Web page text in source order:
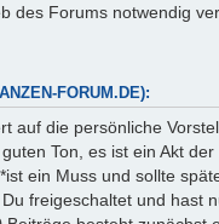
des Forums notwendig
FORUM.DE):
auf die persönliche
Ton, es ist ein Akt der
ein Muss und sollte
freigeschaltet und